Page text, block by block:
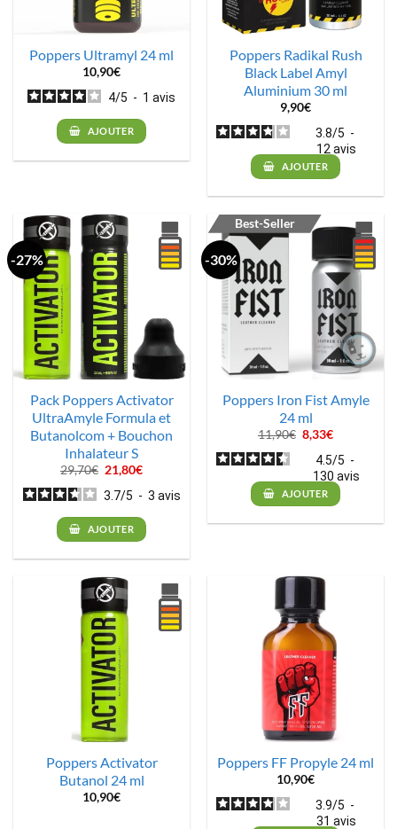
Poppers Ultramyl 24 ml
10,90€
4/5 - 1 avis
AJOUTER
Poppers Radikal Rush
Black Label Amyl
Aluminium 30 ml
9,90€
3.8/5 -
12 avis
AJOUTER
-27%
Pack Poppers Activator
UltraAmyle Formula et
Butanolcom + Bouchon
Inhalateur S
29,70€ Le
prix
initial
était :
29,70€.
21,80€Le
actuel
est :
21,80€.
3.7/5 - 3 avis
AJOUTER
Best-Seller
-30%
Poppers Iron Fist Amyle
24 ml
11,90€ Le
prix
initial
était :
11,90€.
8,33€Le
actuel
est :
8,33€.
4.5/5 -
130 avis
AJOUTER
Poppers Activator
Butanol 24 ml
10,90€
Poppers FF Propyle 24 ml
10,90€
3.9/5 -
31 avis